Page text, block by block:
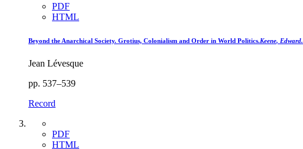
PDF
HTML
Beyond the Anarchical Society. Grotius, Colonialism and Order in World Politics.Keene,
Jean Lévesque
pp. 537–539
Record
PDF
HTML